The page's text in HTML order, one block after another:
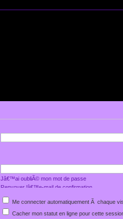
Jâ€™ai oubliÃ© mon mot de passe
Renvoyer lâ€™e-mail de confirmation
Me connecter automatiquement Ã chaque
Cacher mon statut en ligne pour cette